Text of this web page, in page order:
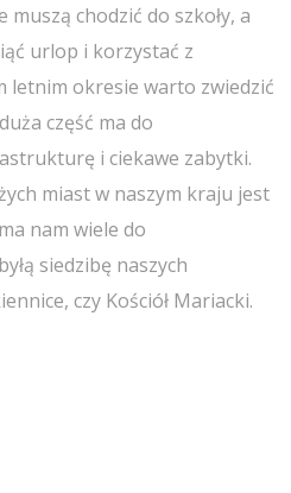
chodzić do szkoły, a
urlop i korzystać z
letnim okresie warto zwiedzić
część ma do
i ciekawe zabytki.
miast w naszym kraju jest
nam wiele do
siedzibę naszych
czy Kościół Mariacki.